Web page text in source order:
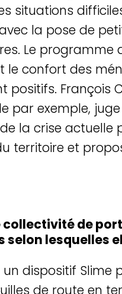
situations
la pose de
Le programme
confort des
positifs. François
par exemple,
la crise actuelle
territoire et
collectivité de
selon lesquelles
dispositif
de route en